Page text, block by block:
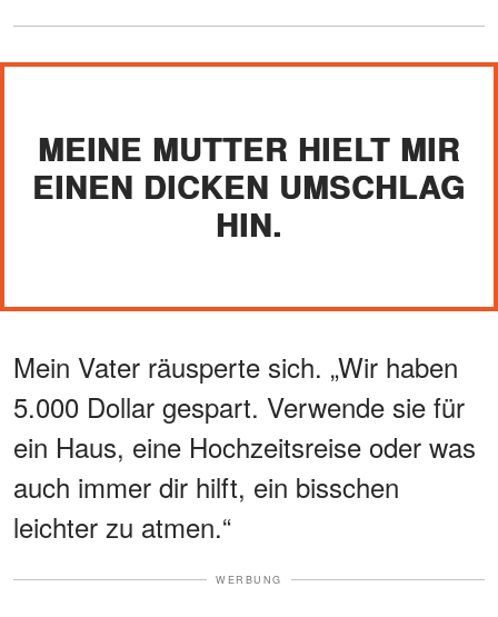
MEINE MUTTER HIELT MIR
EINEN DICKEN UMSCHLAG
HIN.
Mein Vater räusperte sich. „Wir haben
5.000 Dollar gespart. Verwende sie für
ein Haus, eine Hochzeitsreise oder was
auch immer dir hilft, ein bisschen
leichter zu atmen.“
WERBUNG